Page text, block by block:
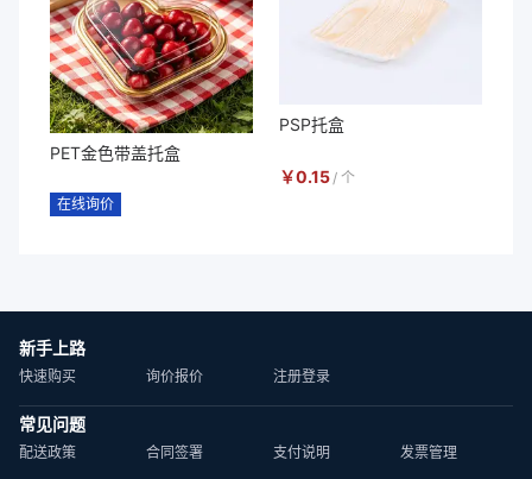
PET金色带盖托盒
在线询价
PSP托盒
￥0.15 / 个
新手上路
快速购买 询价报价 注册登录
常见问题
配送政策 合同签署 支付说明 发票管理